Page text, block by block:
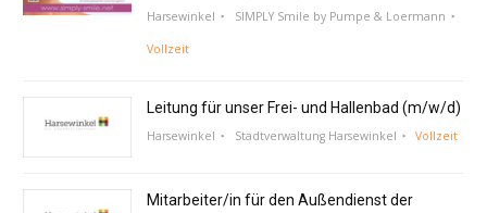
Harsewinkel SIMPLY Smile by Pumpe & Loermann
Vollzeit
Leitung für unser Frei- und Hallenbad (m/w/d)
Harsewinkel Stadtverwaltung Harsewinkel Vollzeit
Mitarbeiter/in für den Außendienst der